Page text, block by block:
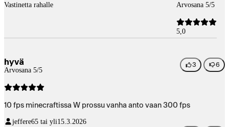
Vastinetta rahalle
Arvosana 5/5
5,0
hyvä
Arvosana 5/5
3 6
10 fps minecraftissa W prossu vanha anto vaan 300 fps
jeffere65 tai yli15.3.2026